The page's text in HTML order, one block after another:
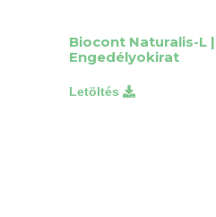
Biocont Naturalis-L |
Engedélyokirat